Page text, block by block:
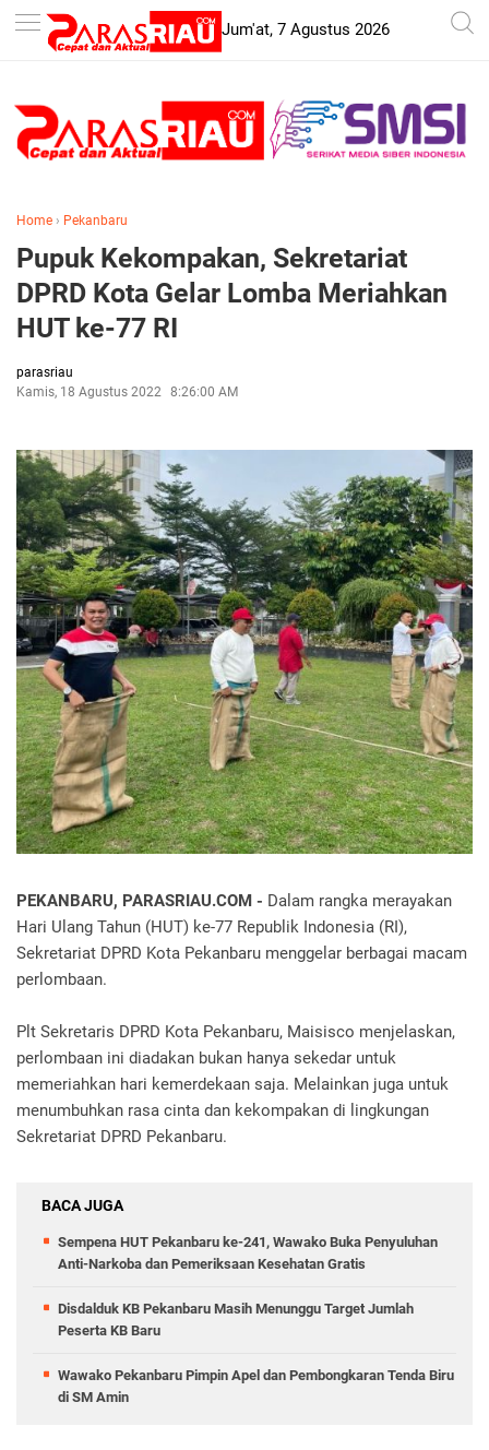
-->
Jum'at, 7 Agustus 2026
Home › Pekanbaru
Pupuk Kekompakan, Sekretariat
DPRD Kota Gelar Lomba Meriahkan
HUT ke-77 RI
parasriau
Kamis, 18 Agustus 2022
8:26:00 AM
PEKANBARU, PARASRIAU.COM - Dalam rangka merayakan
Hari Ulang Tahun (HUT) ke-77 Republik Indonesia (RI),
Sekretariat DPRD Kota Pekanbaru menggelar berbagai macam
perlombaan.
Plt Sekretaris DPRD Kota Pekanbaru, Maisisco menjelaskan,
perlombaan ini diadakan bukan hanya sekedar untuk
memeriahkan hari kemerdekaan saja. Melainkan juga untuk
menumbuhkan rasa cinta dan kekompakan di lingkungan
Sekretariat DPRD Pekanbaru.
BACA JUGA
Sempena HUT Pekanbaru ke-241, Wawako Buka Penyuluhan
Anti-Narkoba dan Pemeriksaan Kesehatan Gratis
Disdalduk KB Pekanbaru Masih Menunggu Target Jumlah
Peserta KB Baru
Wawako Pekanbaru Pimpin Apel dan Pembongkaran Tenda Biru
di SM Amin